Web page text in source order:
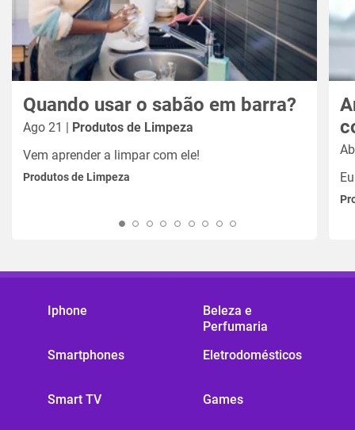
Quando usar o sabão em barra?
Ago 21 | Produtos de Limpeza
Vem aprender a limpar com ele!
Produtos de Limpeza
Iphone
Smartphones
Smart TV
Beleza e
Perfumaria
Eletrodomésticos
Games